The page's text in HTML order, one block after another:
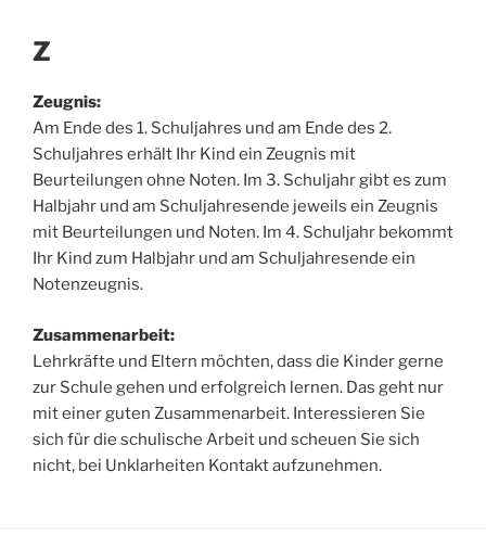
Z
Zeugnis:
Am Ende des 1. Schuljahres und am Ende des 2.
Schuljahres erhält Ihr Kind ein Zeugnis mit
Beurteilungen ohne Noten. Im 3. Schuljahr gibt es zum
Halbjahr und am Schuljahresende jeweils ein Zeugnis
mit Beurteilungen und Noten. Im 4. Schuljahr bekommt
Ihr Kind zum Halbjahr und am Schuljahresende ein
Notenzeugnis.
Zusammenarbeit:
Lehrkräfte und Eltern möchten, dass die Kinder gerne
zur Schule gehen und erfolgreich lernen. Das geht nur
mit einer guten Zusammenarbeit. Interessieren Sie
sich für die schulische Arbeit und scheuen Sie sich
nicht, bei Unklarheiten Kontakt aufzunehmen.